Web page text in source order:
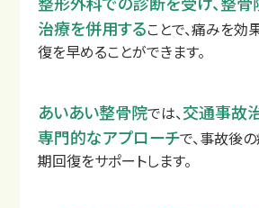
治療を併用することで、痛みを効
復を早めることができます。
あいあい整骨院では、交通事故
専門的なアプローチで、事故後
期回復をサポートします。